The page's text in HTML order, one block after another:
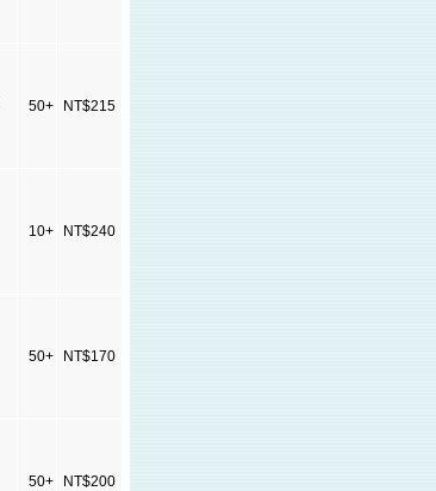
50+ NT$215
10+ NT$240
50+ NT$170
50+ NT$200